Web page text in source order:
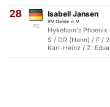
28
72
Isabell Jansen
RV Oelde e.V.
Hykeham's Phoenix
S / DR (Hann) / F /
Karl-Heinz / Z: